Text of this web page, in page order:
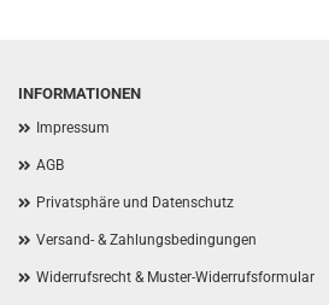
INFORMATIONEN
Impressum
AGB
Privatsphäre und Datenschutz
Versand- & Zahlungsbedingungen
Widerrufsrecht & Muster-Widerrufsformular